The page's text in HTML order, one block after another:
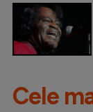
Cele